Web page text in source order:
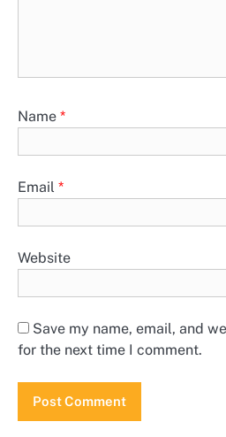
Name *
Email *
Website
Save my name, email, and
for the next time I comment.